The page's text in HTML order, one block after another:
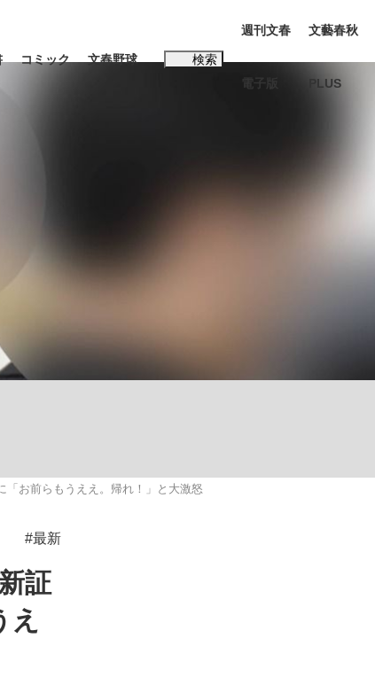
本代表“敗戦”の真実 選手が明かす...
コミック 文春野球 検索
週刊文春
電子版
文藝春秋
PLUS
お前らもうええ。帰れ！」と大激怒
#最新
証